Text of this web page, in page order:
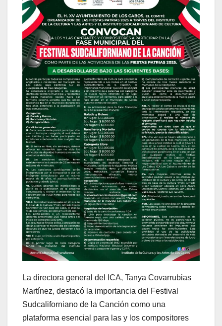
La directora general del ICA, Tanya Covarrubias
Martínez, destacó la importancia del Festival
Sudcaliforniano de la Canción como una
plataforma esencial para las y los compositores